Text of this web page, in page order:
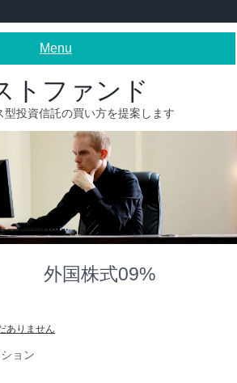
Menu
トファンド
型投資信託の買い方を提案します
外国株式09%
ありません
ョン